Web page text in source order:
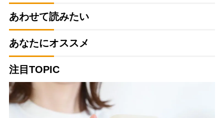
あわせて読みたい
あなたにオススメ
注目TOPIC